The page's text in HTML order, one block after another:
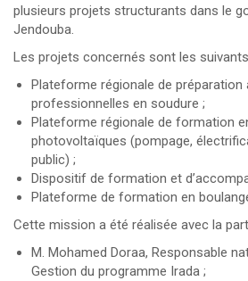
plusieurs projets structurants dans le
Jendouba.
Les projets concernés sont les
Plateforme régionale de préparation
professionnelles en soudure ;
Plateforme régionale de formation
photovoltaïques (pompage,
public) ;
Dispositif de formation et
Plateforme de formation en
Cette mission a été réalisée avec la
M. Mohamed Doraa, Responsable
Gestion du programme Irada ;